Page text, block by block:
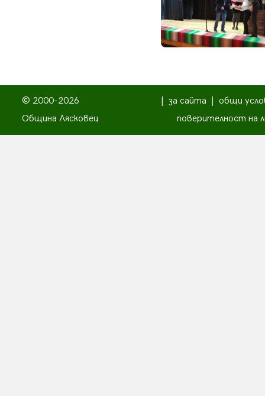
© 2000-2026
Община Лясковец
за сайта
общи
поверителност на